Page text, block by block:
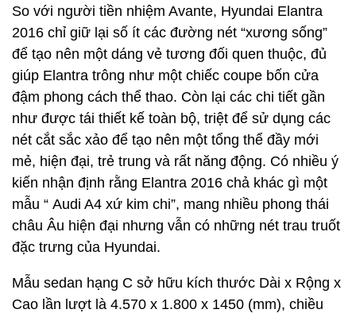
So với người tiền nhiệm Avante, Hyundai Elantra
2016 chỉ giữ lại số ít các đường nét “xương sống”
để tạo nên một dáng vẻ tương đối quen thuộc, đủ
giúp Elantra trông như một chiếc coupe bốn cửa
đậm phong cách thể thao. Còn lại các chi tiết gần
như được tái thiết kế toàn bộ, triệt để sử dụng các
nét cắt sắc xảo để tạo nên một tổng thể đầy mới
mẻ, hiện đại, trẻ trung và rất năng động. Có nhiều ý
kiến nhận định rằng Elantra 2016 chả khác gì một
mẫu “ Audi A4 xứ kim chi”, mang nhiều phong thái
châu Âu hiện đại nhưng vẫn có những nét trau truốt
đặc trưng của Hyundai.
Mẫu sedan hạng C sở hữu kích thước Dài x Rộng x
Cao lần lượt là 4.570 x 1.800 x 1450 (mm), chiều